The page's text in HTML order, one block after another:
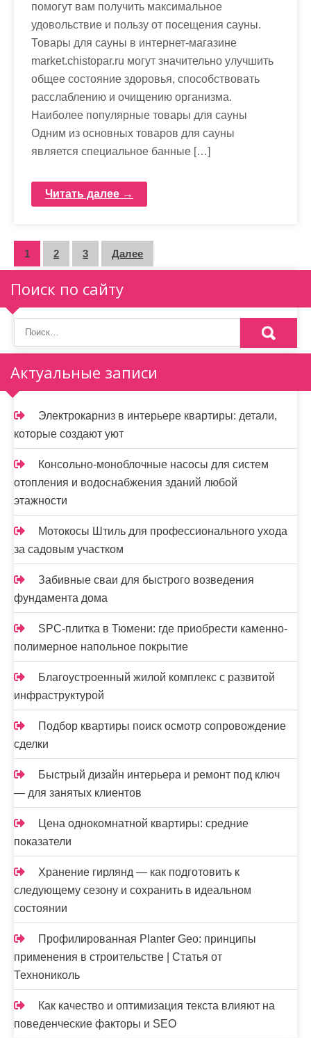
помогут вам получить максимальное
удовольствие и пользу от посещения сауны.
Товары для сауны в интернет-магазине
market.chistopar.ru могут значительно улучшить
общее состояние здоровья, способствовать
расслаблению и очищению организма.
Наиболее популярные товары для сауны
Одним из основных товаров для сауны
является специальное банные […]
Читать далее →
П
а
г
и
н
а
ц
и
я
з
а
п
и
с
е
й
1 2 3 Далее
Поиск по сайту
Актуальные записи
Электрокарниз в интерьере квартиры: детали,
которые создают уют
Консольно-моноблочные насосы для систем
отопления и водоснабжения зданий любой
этажности
Мотокосы Штиль для профессионального ухода
за садовым участком
Забивные сваи для быстрого возведения
фундамента дома
SPC-плитка в Тюмени: где приобрести каменно-
полимерное напольное покрытие
Благоустроенный жилой комплекс с развитой
инфраструктурой
Подбор квартиры поиск осмотр сопровождение
сделки
Быстрый дизайн интерьера и ремонт под ключ
— для занятых клиентов
Цена однокомнатной квартиры: средние
показатели
Хранение гирлянд — как подготовить к
следующему сезону и сохранить в идеальном
состоянии
Профилированная Planter Geo: принципы
применения в строительстве | Статья от
Технониколь
Как качество и оптимизация текста влияют на
поведенческие факторы и SEO